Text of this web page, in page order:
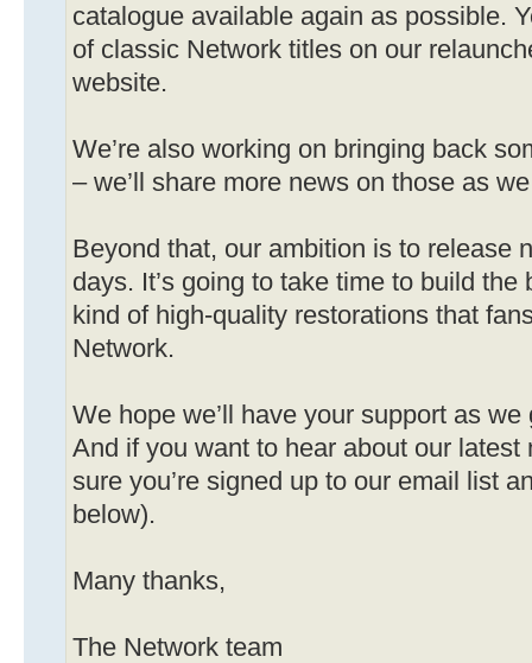
catalogue available again as possible.
of classic Network titles on our
website.
We’re also working on bringing back
– we’ll share more news on those as
Beyond that, our ambition is to release
days. It’s going to take time to build
kind of high-quality restorations that
Network.
We hope we’ll have your support as
And if you want to hear about our
sure you’re signed up to our email list
below).
Many thanks,
The Network team